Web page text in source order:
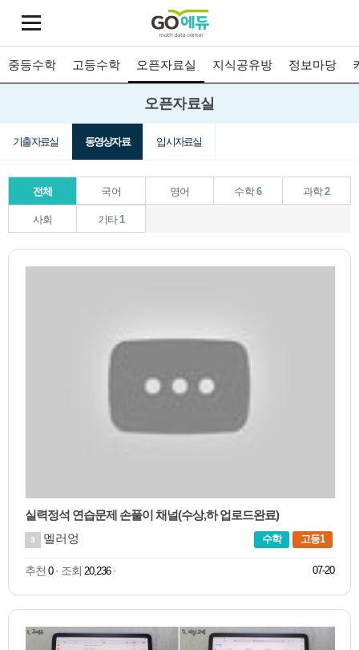
중등수학 고등수학 오픈자료실 지식공유방 정보마당
오픈자료실
기출자료실 동영상자료 입시자료실
전체 국어 영어 수학6 과학2
사회 기타 1
실력정석 연습문제 손풀이 채널(수상,하 업로드완료)
3 멜러엉 수학 고등1
추천 0· 조회 20,236· 07-20